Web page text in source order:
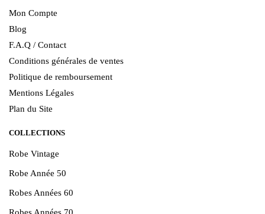
Mon Compte
Blog
F.A.Q / Contact
Conditions générales de ventes
Politique de remboursement
Mentions Légales
Plan du Site
COLLECTIONS
Robe Vintage
Robe Année 50
Robes Années 60
Robes Années 70